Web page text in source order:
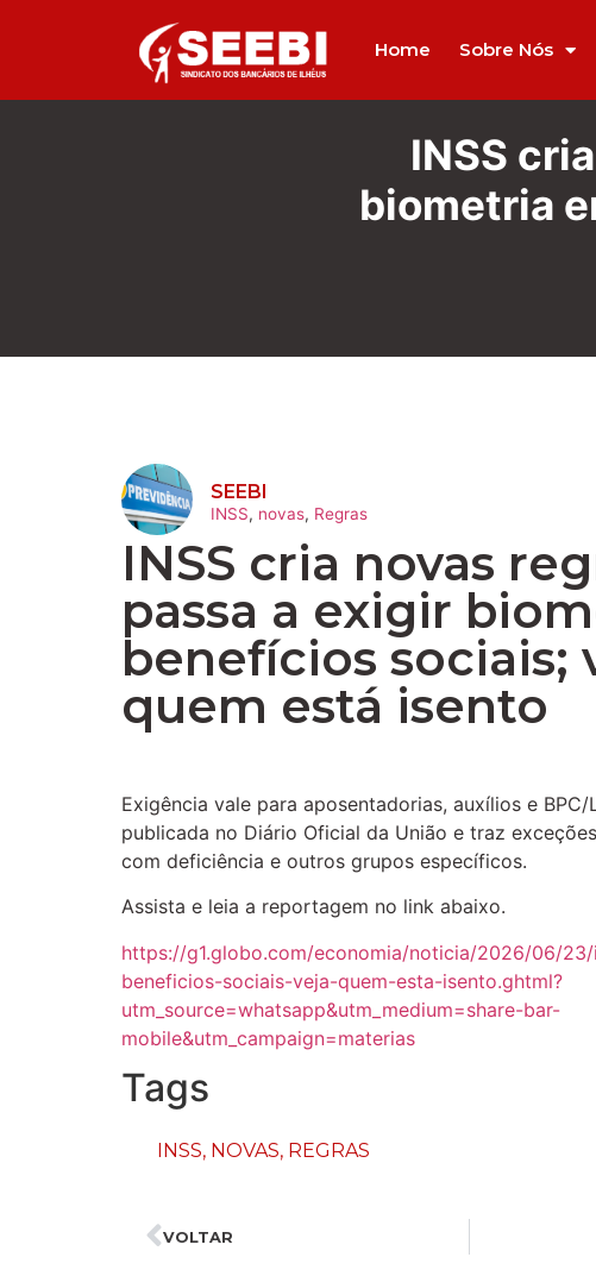
Home Sobre Nós
INSS
biometria
SEEBI
INSS, novas, Regras
INSS cria novas
passa a exigir
benefícios sociais;
quem está isento
Exigência vale para aposentadorias, auxílios e BPC/
publicada no Diário Oficial da União e traz
com deficiência e outros grupos específicos.
Assista e leia a reportagem no link abaixo.
https://g1.globo.com/economia/noticia/2026/06/
beneficios-sociais-veja-quem-esta-isento.ghtml?
utm_source=whatsapp&utm_medium=share-bar-
mobile&utm_campaign=materias
Tags
INSS, NOVAS, REGRAS
VOLTAR